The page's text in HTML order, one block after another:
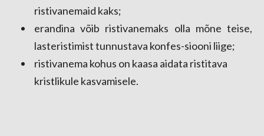
ristivanemaid kaks;
erandina võib ristivanemaks olla mõne teise,
lasteristimist tunnustava konfes-siooni liige;
ristivanema kohus on kaasa aidata ristitava
kristlikule kasvamisele.